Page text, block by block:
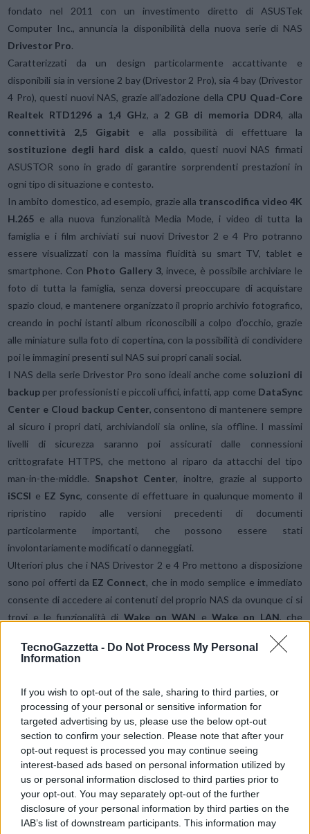
TecnoGazzetta - Do Not Process My Personal
Information
If you wish to opt-out of the sale, sharing to third parties, or
processing of your personal or sensitive information for
targeted advertising by us, please use the below opt-out
section to confirm your selection. Please note that after your
opt-out request is processed you may continue seeing
interest-based ads based on personal information utilized by
us or personal information disclosed to third parties prior to
your opt-out. You may separately opt-out of the further
disclosure of your personal information by third parties on the
IAB’s list of downstream participants. This information may
fondato nel 2011 con un investimento diretto di ASUSTek
Computer Inc., annuncia la disponibilità della nuova serie di NAS
Drivestor Pro.
Caratterizzati da un design particolarmente accattivante e
disponibili sia in versione 2 bay (Drivestor 2 Pro), sia 4 bay (Drivestor
4 Pro), questi nuovi NAS, grazie all’adozione della CPU Quad-Core
Realtek RTD1296 a 1,4 GHz, a 2 GB di memoria DDR4, alla
connettività 2,5 Gigabit e alla possibilità di effettuare la
sostituzione degli hard disk a caldo, questi nuovi NAS firmati
ASUSTOR sono in grado di garantire sorprendenti prestazioni in
ogni tipo di situazione e contesto.
In ambito domestico, ad esempio, grazie alla transcodifica video 4K
H.265 e alla nuova funzionalità Media Mode, i video di tutta la
famiglia e i film archiviati sui nuovi Drivestor 2 e 4 Pro potranno
essere visualizzati con la massima fluidità su smart TV, tablet e
smartphone. Con Photo Gallery 3, invece, è possibile archiviare le
foto di tutta la famiglia, senza doversi preoccupare di acquistare
spazio cloud, e mantenere organizzato il proprio archivio fotografico,
creando in pochi istanti album riconoscibili a colpo d’occhio, grazie
alle miniature sulla foto di copertina, con la possibilità di condividere
poi le immagini presenti sul NAS sui propri canali social.
I NAS della serie Drivestor Pro sono ideali anche come soluzioni di
backup per professionisti e piccoli uffici, infatti, app come DataSync
Center e Cloud backup Center, consentono di mantenere sempre
al sicuro i propri dati, archiviandoli sia online, sia offline. I massimi
livelli di sicurezza saranno poi assicurati dalle connessioni
crittografate HTTPS, che mettono al riparo da attacchi del tipo
man-in-the-middle. Snapshot Center, inoltre, grazie al supporto
iSCSI e EZ Sync, consente di effettuare in qualunque momento il
ripristino rapido alle versioni precedenti di documenti
particolarmente importanti, che possono essere stati
involontariamente modificati o danneggiati.
Ulteriori plus che i NAS Drivestor 2 e 4 Pro mettono a disposizione
sono poi offerti da EZ Connect, che in modo semplice e immediato
consente di accedere ai contenuti del proprio NAS da ovunque ci si
trovi e le funzionalità di Wake on WAN e Wake on LAN, che
permettono di abilitare l’accensione delle unità sia dall’esterno che
dall’interno della propria casa o ufficio, assicurando un sicuro
proprio hardware, che potrà essere mantenuto a riposo quando non
lo si utilizza.
I Drivestor 2 e 4 Pro, inoltre, sono i primi NAS ASUSTOR a nascere
equipaggiati con il nuovo sistema operativoADM 4.0 , che ha
introdotto numerosi aggiornamenti e migliorie sul fronte della
sicurezza e delle prestazioni, nonché aggiornamenti di OpenSSL e
Samba. Altre novità hanno poi coinvolto l’interfaccia utente, il
monitoraggio delle attività e le funzioni di ricerca, che hanno
ulteriormente migliorato l’esperienza d’uso complessiva di questi